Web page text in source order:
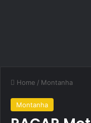
Home / Montanha
Montanha